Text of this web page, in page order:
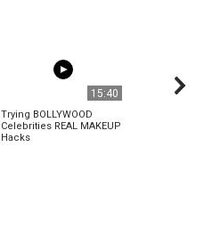
15:40
Trying BOLLYWOOD
Celebrities REAL MAKEUP
Hacks